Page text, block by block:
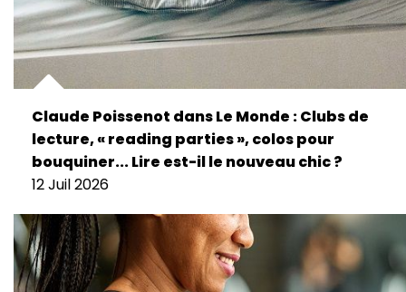
Claude Poissenot dans Le Monde : Clubs de
lecture, « reading parties », colos pour
bouquiner... Lire est-il le nouveau chic ?
12 Juil 2026